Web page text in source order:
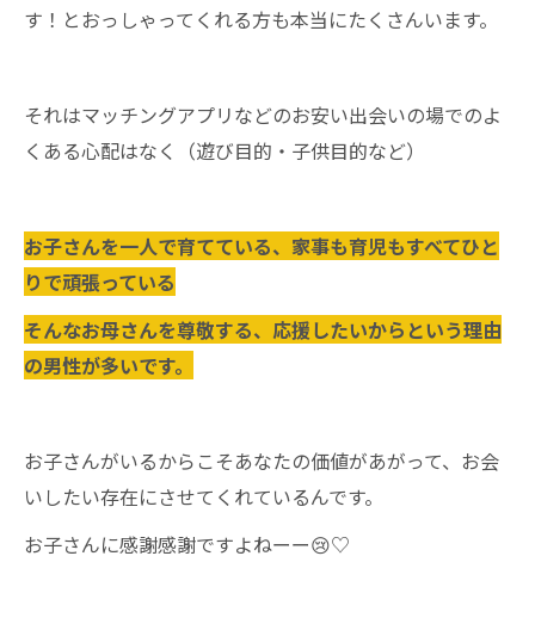
す！とおっしゃってくれる方も本当にたくさんいます。
それはマッチングアプリなどのお安い出会いの場でのよ
くある心配はなく（遊び目的・子供目的など）
お子さんを一人で育てている、家事も育児もすべてひと
りで頑張っている
そんなお母さんを尊敬する、応援したいからという理由
の男性が多いです。
お子さんがいるからこそあなたの価値があがって、お会
いしたい存在にさせてくれているんです。
お子さんに感謝感謝ですよねーー😢♡